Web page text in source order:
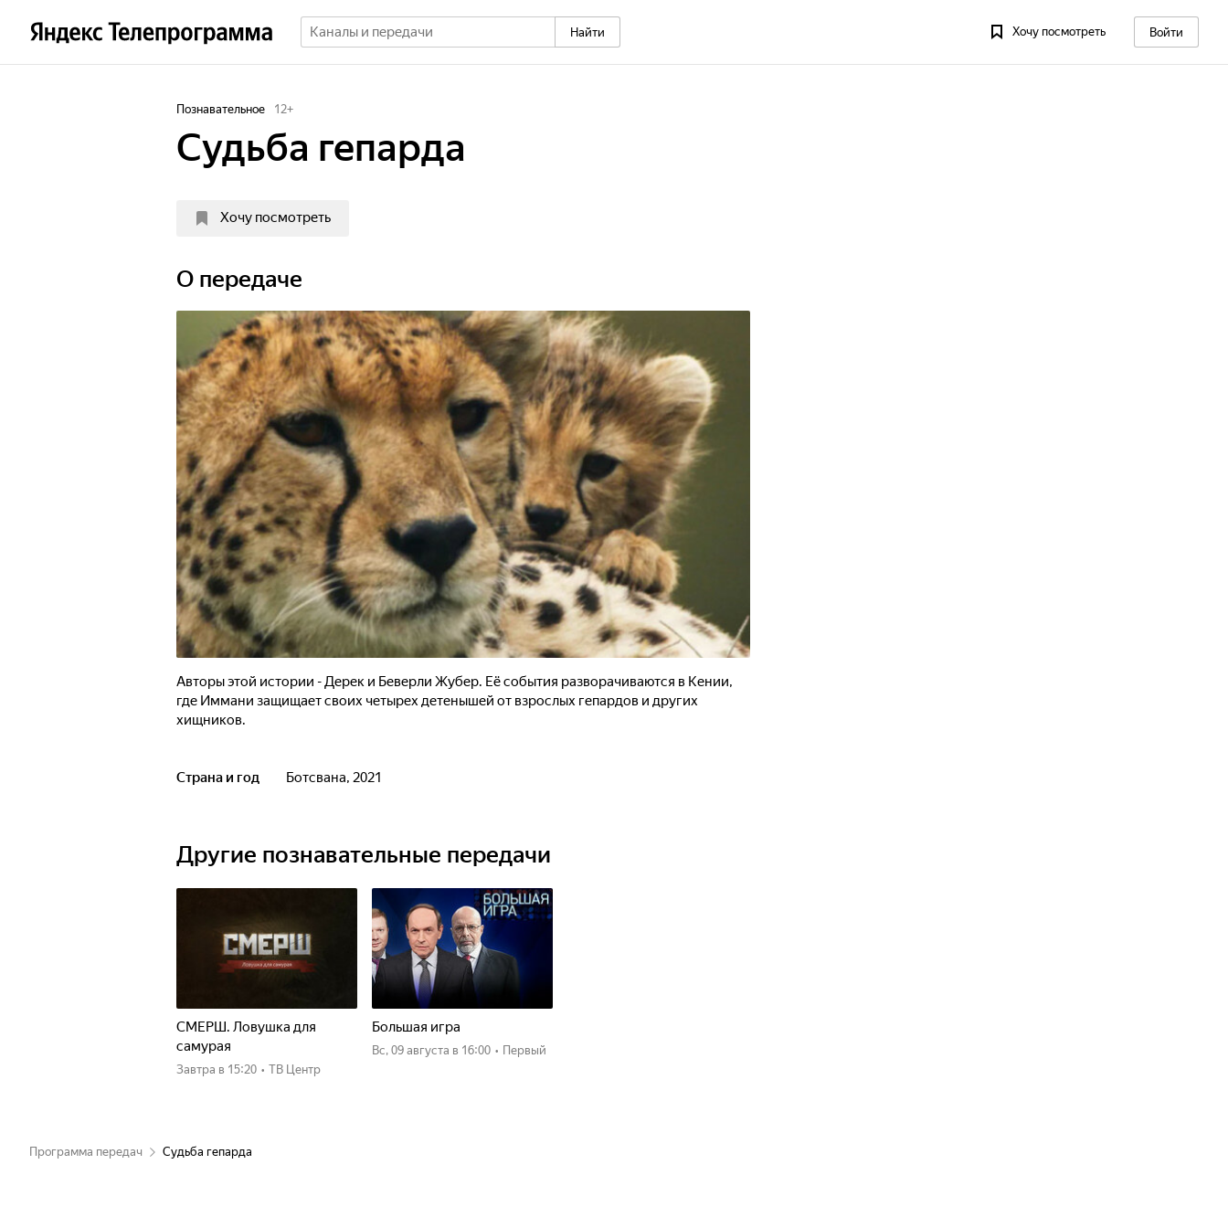
Найти Хочу посмотреть Войти
Познавательное 12+
Судьба гепарда
Хочу посмотреть
О передаче
Авторы этой истории - Дерек и Беверли Жубер. Её события разворачиваются в Кении,
где Иммани защищает своих четырех детенышей от взрослых гепардов и других
хищников.
Страна и год Ботсвана, 2021
Другие познавательные передачи
СМЕРШ. Ловушка для
самурая
Завтра в 15:20 • ТВ Центр
Большая игра
вс, 09 августа в 16:00 • Первый
Программа передач Судьба гепарда